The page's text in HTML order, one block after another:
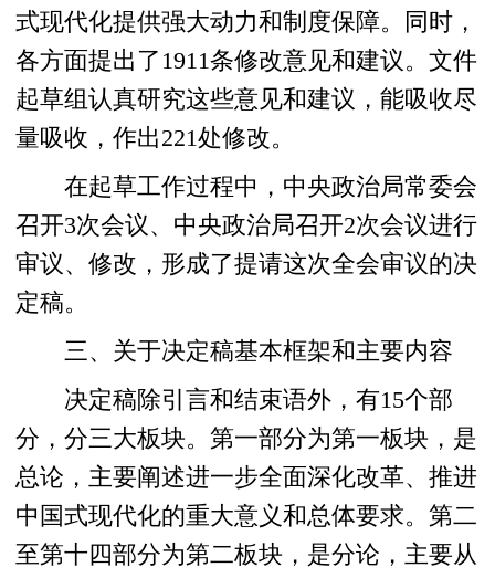
式现代化提供强大动力和制度保障。同时，
各方面提出了1911条修改意见和建议。文件
起草组认真研究这些意见和建议，能吸收尽
量吸收，作出221处修改。
在起草工作过程中，中央政治局常委会
召开3次会议、中央政治局召开2次会议进行
审议、修改，形成了提请这次全会审议的决
定稿。
三、关于决定稿基本框架和主要内容
决定稿除引言和结束语外，有15个部
分，分三大板块。第一部分为第一板块，是
总论，主要阐述进一步全面深化改革、推进
中国式现代化的重大意义和总体要求。第二
至第十四部分为第二板块，是分论，主要从